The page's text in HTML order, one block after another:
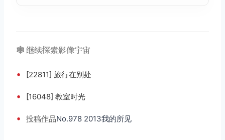
🕸️ 继续探索影像宇宙
• [22811] 旅行在别处
• [16048] 教室时光
• 投稿作品No.978 2013我的所见